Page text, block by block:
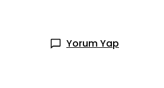
Yorum Yap